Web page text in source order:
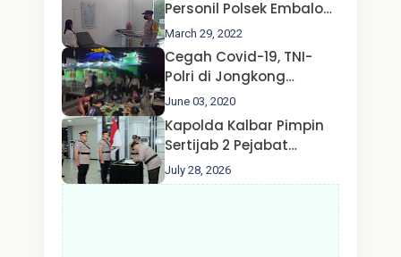
Personil Polsek Embaloh
Hulu Gencar Lakukan
Pengecekan Oksigen
March 29, 2022
Cegah Covid-19, TNI-
Polri di Jongkong
Himbau Masyarakat
Jangan Kumpul Hinga
Larut Malam.
June 03, 2020
Kapolda Kalbar Pimpin
Sertijab 2 Pejabat
Utama dan 7 Kapolres,
AKBP Wisnu Perdana
July 28, 2026